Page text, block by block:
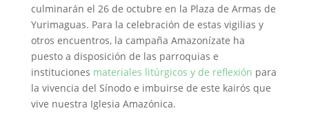
culminarán el 26 de octubre en la Plaza de Armas de
Yurimaguas. Para la celebración de estas vigilias y
otros encuentros, la campaña Amazonízate ha
puesto a disposición de las parroquias e
instituciones materiales litúrgicos y de reflexión para
la vivencia del Sínodo e imbuirse de este kairós que
vive nuestra Iglesia Amazónica.